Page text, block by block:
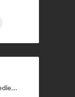
Booker, Plateselskap, Manager, Mediekanal/journalist, Mentor, Spillelistekurator